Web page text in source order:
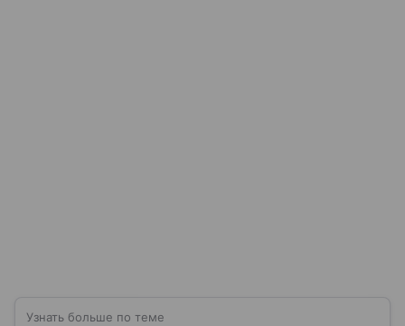
Узнать больше по теме